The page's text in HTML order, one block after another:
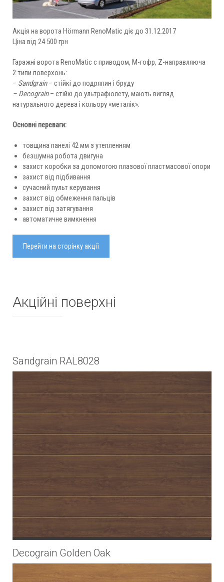
Акція на ворота Hörmann RenoMatic діє до 31.12.2017
Ціна від 24 500 грн
Гаражні ворота RenoMatic c приводом, М-гофр, Z-направляюча
2 типи поверхонь:
– Sandgrain– стійкі до подряпин і бруду
– Decograin– стійкі до ультрафіолету, мають вигляд
натурального дерева і кольору «металік».
Основні переваги:
товщина панелі 42 мм з утепленням
безшумна робота двигуна
захист коробки за допомогою плазової пластмасової опори
захист від підбивання
сучасний пульт керування
захист від обмеження пальців
захист від затягування
автоматичне вимкнення
Перейти на сторінку акції
Акційні поверхні
Sandgrain RAL8028
Decograin Golden Oak